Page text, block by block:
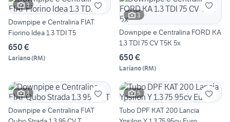
3
Downpipe e Centralina FIAT
Fiorino Idea 1.3 TDI T5
650 €
Lariano(RM)
3
Downpipe e Centralina FORD KA
1.3 TDI 75 CV T5K 5x
650 €
Lariano(RM)
3
Downpipe e Centralina FIAT
5
Tubo DPF KAT 200 Lancia